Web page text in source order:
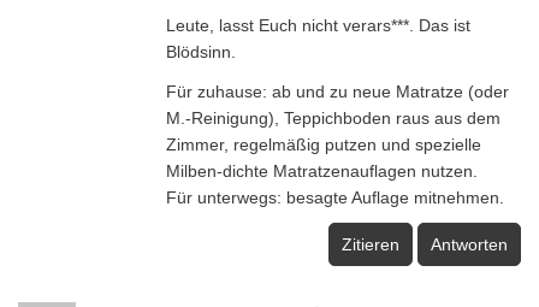
Leute, lasst Euch nicht verars***. Das ist
Blödsinn.
Für zuhause: ab und zu neue Matratze (oder
M.-Reinigung), Teppichboden raus aus dem
Zimmer, regelmäßig putzen und spezielle
Milben-dichte Matratzenauflagen nutzen.
Für unterwegs: besagte Auflage mitnehmen.
Zitieren Antworten